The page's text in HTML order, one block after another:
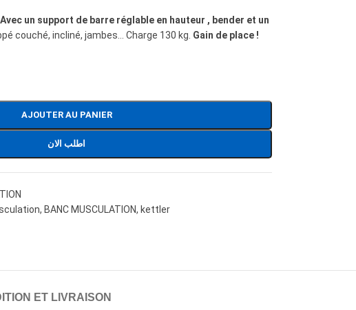
un support de barre réglable en hauteur , bender et un
couché, incliné, jambes… Charge 130 kg. Gain de place !
AJOUTER AU PANIER
اطلب الان
, BANC MUSCULATION, kettler
ET LIVRAISON